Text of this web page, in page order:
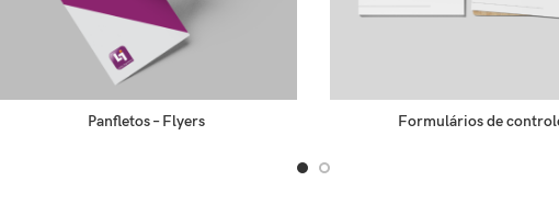
READ MORE
Panfletos – Flyers READ MORE
Formulários de